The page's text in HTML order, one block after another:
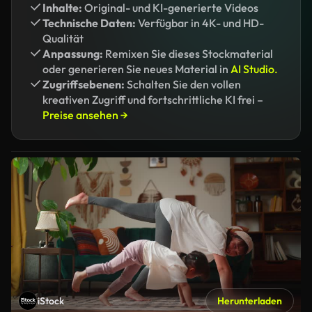
Inhalte: Original- und KI-generierte Videos
Technische Daten: Verfügbar in 4K- und HD-
Qualität
Anpassung: Remixen Sie dieses Stockmaterial
oder generieren Sie neues Material in AI Studio.
Zugriffsebenen: Schalten Sie den vollen
kreativen Zugriff und fortschrittliche KI frei –
Preise ansehen →
iStock Herunterladen